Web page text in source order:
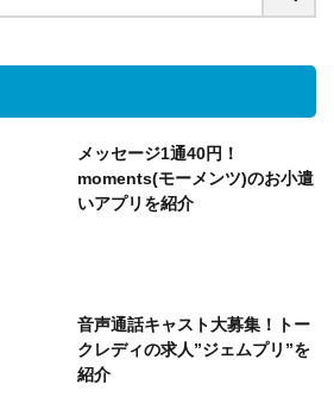
メッセージ1通40円！
moments(モーメンツ)のお小遣
いアプリを紹介
音声通話キャスト大募集！トー
クレディの求人”ジェムプリ”を
紹介